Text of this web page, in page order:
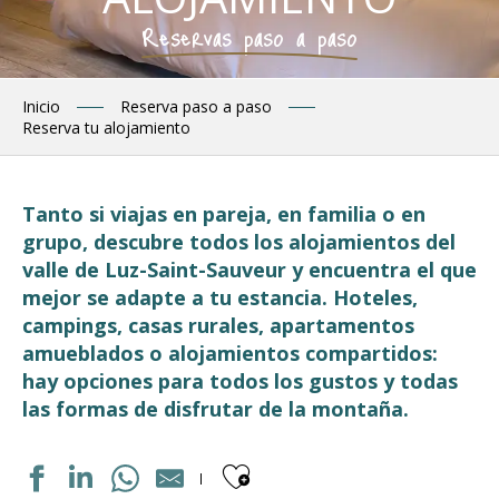
Reservas paso a paso
Inicio
Reserva paso a paso
Reserva tu alojamiento
Tanto si viajas en pareja, en familia o en
grupo, descubre todos los alojamientos del
valle de Luz-Saint-Sauveur y encuentra el que
mejor se adapte a tu estancia. Hoteles,
campings, casas rurales, apartamentos
amueblados o alojamientos compartidos:
hay opciones para todos los gustos y todas
las formas de disfrutar de la montaña.
Ajouter aux